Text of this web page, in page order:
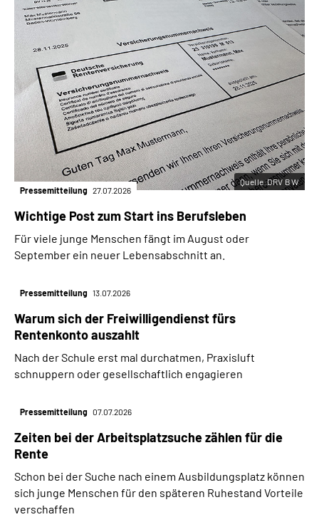
Pressemitteilung 27.07.2026
Wichtige Post zum Start ins Berufsleben
Für viele junge Menschen fängt im August oder
September ein neuer Lebensabschnitt an.
Quelle:DRV BW
Pressemitteilung 13.07.2026
Warum sich der Freiwilligendienst fürs
Rentenkonto auszahlt
Nach der Schule erst mal durchatmen, Praxisluft
schnuppern oder gesellschaftlich engagieren
Pressemitteilung 07.07.2026
Zeiten bei der Arbeitsplatzsuche zählen für die
Rente
Schon bei der Suche nach einem Ausbildungsplatz können
sich junge Menschen für den späteren Ruhestand Vorteile
verschaffen